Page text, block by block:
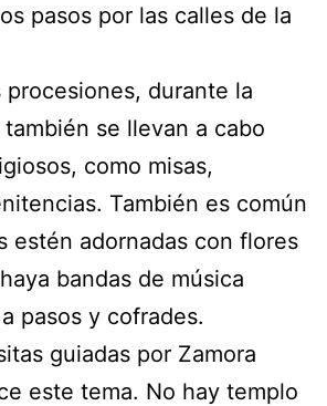
pasos por las calles de la
procesiones, durante la
también se llevan a cabo
como misas,
También es común
estén adornadas con flores
bandas de música
pasos y cofrades.
guiadas por Zamora
este tema. No hay templo